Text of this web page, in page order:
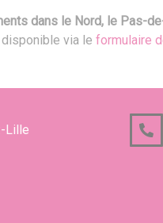
dans le Nord, le Pas-
disponible via le formulaire
Lille